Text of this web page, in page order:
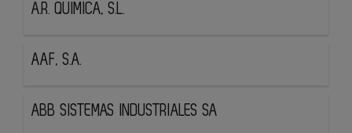
A.R. QUIMICA, S.L.
AAF, S.A.
ABB SISTEMAS INDUSTRIALES SA